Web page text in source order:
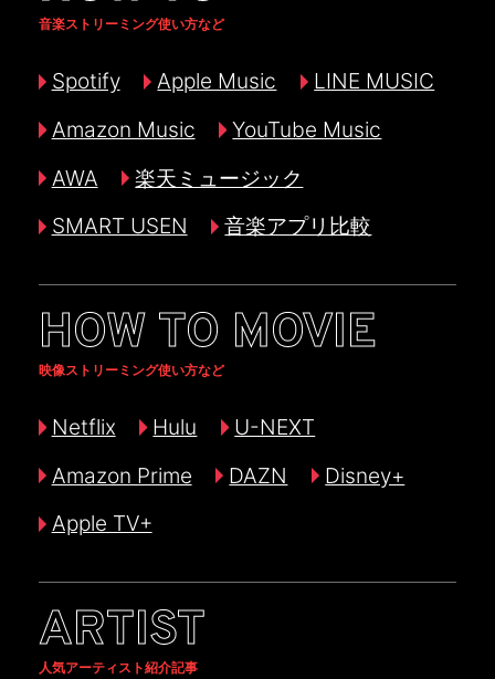
音楽ストリーミング使い方など
Spotify Apple Music
LINE MUSIC
Amazon Music
YouTube Music
AWA
楽天ミュージック
SMART USEN
音楽アプリ比較
HOW TO MOVIE
映像ストリーミング使い方など
Netflix Hulu
U-NEXT
Amazon Prime
DAZN
Disney+
Apple TV+
ARTIST
人気アーティスト紹介記事